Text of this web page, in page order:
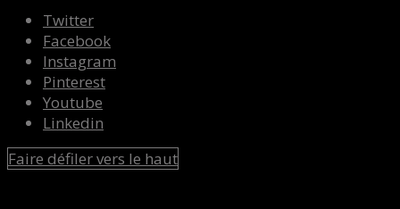
Twitter
Facebook
Instagram
Pinterest
Youtube
Linkedin
Faire défiler vers le haut